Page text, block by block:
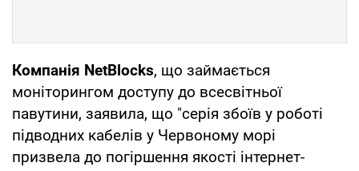
Компанія NetBlocks, що займається
моніторингом доступу до всесвітньої
павутини, заявила, що "серія збоїв у роботі
підводних кабелів у Червоному морі
призвела до погіршення якості інтернет-